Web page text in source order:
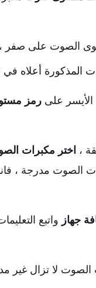
الصوت على صفر ،
المذكورة أعلاه
الأيسر علىرمز
، اختر مكبرات
الصوت مدرجة ،
جهاز واتبع
الصوت لا تزال غير